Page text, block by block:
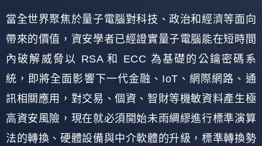
當全世界聚焦於量子電腦對科技、政治和經濟等面向
帶來的價值，資安學者已經證實量子電腦能在短時間
內破解威脅以 RSA 和 ECC 為基礎的公鑰密碼系
統，即將全面影響下一代金融、IoT、網際網路、通
訊相關應用，對交易、個資、智財等機敏資料產生極
高資安風險，現在就必須開始未雨綢繆進行標準演算
法的轉換、硬體設備與中介軟體的升級，標準轉換勢